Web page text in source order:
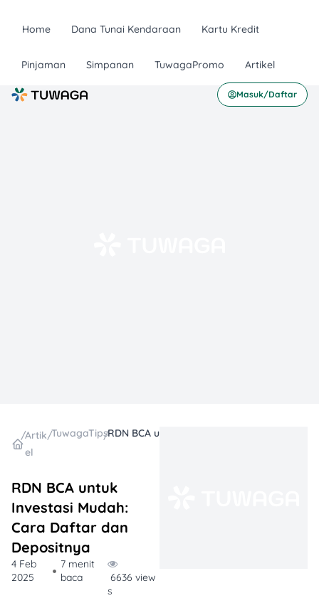
Home Dana Tunai Kendaraan Kartu Kredit
Pinjaman Simpanan TuwagaPromo Artikel
Masuk/Daftar
/Artik
el
/TuwagaTips
/
RDN BCA untuk
Investasi Mudah:
Cara Daftar dan
Depositnya
4 Feb
2025
7 menit
baca
6636 view
s